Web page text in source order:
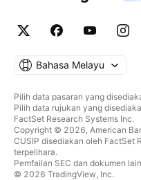
Bahasa Melayu
Pilih data pasaran yang
Pilih data rujukan yang
FactSet Research Systems Inc.
Copyright © 2026, American
CUSIP disediakan oleh FactSet
terpelihara.
Pemfailan SEC dan dokumen
© 2026 TradingView, Inc.